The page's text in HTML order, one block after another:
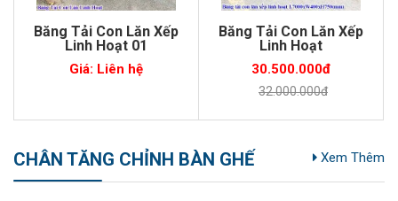
Băng Tải Con Lăn Xếp
Linh Hoạt 01
Giá: Liên hệ
Băng Tải Con Lăn Xếp
Linh Hoạt
30.500.000đ
32.000.000đ
CHÂN TĂNG CHỈNH BÀN GHẾ Xem Thêm